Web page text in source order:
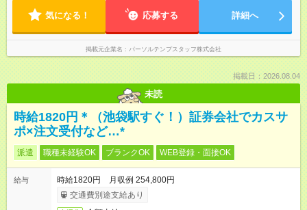
気になる！ 応募する 詳細へ
掲載元企業名 パーソルテンプスタッフ株式会社
掲載日：2026.08.04
未読
時給1820円＊（池袋駅すぐ！）証券会社でカスサ
ポ×注文受付など…*
派遣 職種未経験OK ブランクOK WEB登録・面接OK
給与
時給1820円 月収例 254,800円
交通費別途支給あり